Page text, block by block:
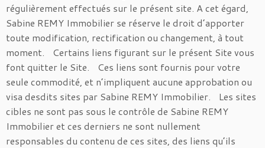
régulièrement effectués sur le présent site. A cet égard,
Sabine REMY Immobilier se réserve le droit d’apporter
toute modification, rectification ou changement, à tout
moment. Certains liens figurant sur le présent Site vous
font quitter le Site. Ces liens sont fournis pour votre
seule commodité, et n’impliquent aucune approbation ou
visa desdits sites par Sabine REMY Immobilier. Les sites
cibles ne sont pas sous le contrôle de Sabine REMY
Immobilier et ces derniers ne sont nullement
responsables du contenu de ces sites, des liens qu’ils